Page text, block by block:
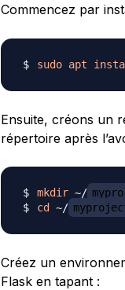
Commencez par
sudo apt
Ensuite, créons un
répertoire après
mkdir ~/
cd ~/
Créez un
Flask en tapant :